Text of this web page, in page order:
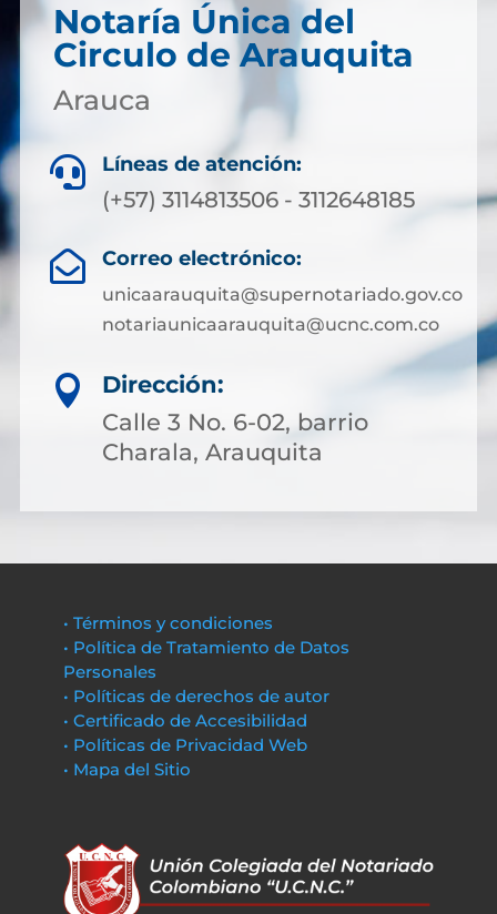
Notaría Única del
Circulo de Arauquita
Arauca
 Líneas de atención:
(+57) 3114813506 - 3112648185
 Correo electrónico:
unicaarauquita@supernotariado.gov.co
notariaunicaarauquita@ucnc.com.co

Dirección:
Calle 3 No. 6-02, barrio
Charala, Arauquita
• Términos y condiciones
• Política de Tratamiento de Datos
Personales
• Políticas de derechos de autor
• Certificado de Accesibilidad
• Políticas de Privacidad Web
• Mapa del Sitio